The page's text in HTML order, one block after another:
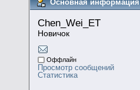
Основная информация
Chen_Wei_ET
Новичок
Оффлайн
Просмотр сообщений
Статистика